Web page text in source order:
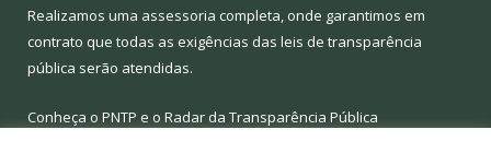
Realizamos uma assessoria completa, onde garantimos em
contrato que todas as exigências das leis de transparência
pública serão atendidas.
Conheça o PNTP e o Radar da Transparência Pública